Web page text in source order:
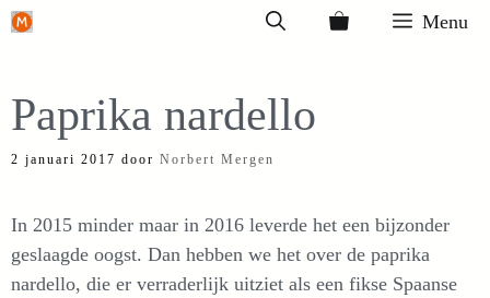
Ga
inhoud
Menu
Paprika nardello
2 januari 2017 door Norbert Mergen
In 2015 minder maar in 2016 leverde het een bijzonder
geslaagde oogst. Dan hebben we het over de paprika
nardello, die er verraderlijk uitziet als een fikse Spaanse